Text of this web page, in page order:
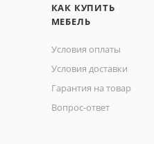
КАК КУПИТЬ
МЕБЕЛЬ
Условия оплаты
Условия доставки
Гарантия на товар
Вопрос-ответ